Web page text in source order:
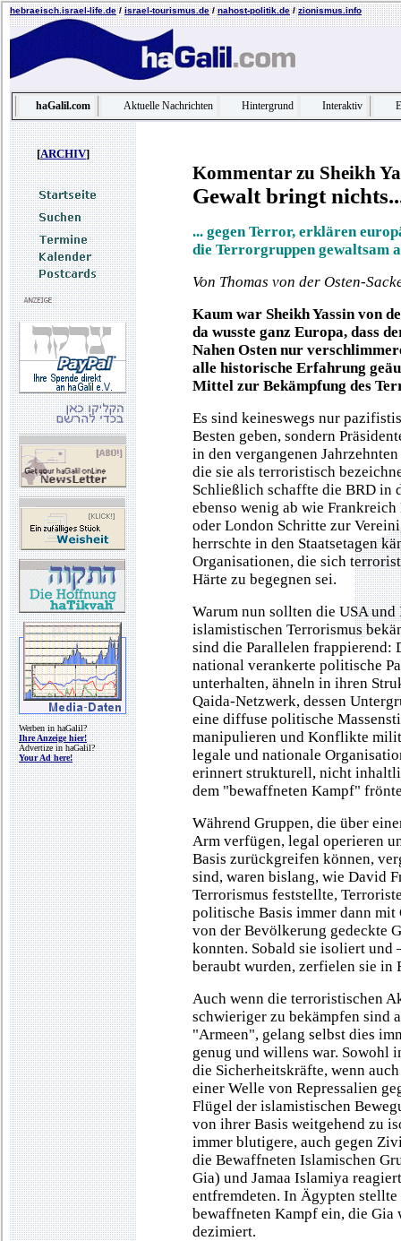
hebraeisch.israel-life.de/israel-tourismus.de/nahost-politik.de/zionismus.info
haGalil.com Aktuelle Nachrichten Hintergrund Interaktiv
[ARCHIV]
Werben in haGalil?
Ihre Anzeige hier!
Advertize in haGalil?
Your Ad here!
Kommentar zu Sheikh
Gewalt bringt
... gegen Terror, erklären
die Terrorgruppen gewaltsam
Von Thomas von der Osten-
Kaum war Sheikh Yassin von
da wusste ganz Europa, dass
Nahen Osten nur
alle historische Erfahrung
Mittel zur Bekämpfung des
Es sind keineswegs nur
Besten geben, sondern
in den vergangenen
die sie als terroristisch
Schließlich schaffte die BRD in
ebenso wenig ab wie
oder London Schritte zur
herrschte in den Staatsetagen
Organisationen, die sich
Härte zu begegnen sei.
Warum nun sollten die USA
islamistischen Terrorismus
sind die Parallelen frappierend:
national verankerte politische
unterhalten, ähneln in ihren
Qaida-Netzwerk, dessen
eine diffuse politische
manipulieren und Konflikte
legale und nationale
erinnert strukturell, nicht
dem "bewaffneten Kampf"
Während Gruppen, die über
Arm verfügen, legal operieren
Basis zurückgreifen können,
sind, waren bislang, wie David
Terrorismus feststellte,
politische Basis immer dann
von der Bevölkerung gedeckte
konnten. Sobald sie isoliert und
beraubt wurden, zerfielen sie in
Auch wenn die terroristischen
schwieriger zu bekämpfen sind
"Armeen", gelang selbst dies
genug und willens war. Sowohl
die Sicherheitskräfte, wenn
einer Welle von Repressalien
Flügel der islamistischen
von ihrer Basis weitgehend zu
immer blutigere, auch gegen
die Bewaffneten Islamischen
Gia) und Jamaa Islamiya
entfremdeten. In Ägypten
bewaffneten Kampf ein, die
dezimiert.